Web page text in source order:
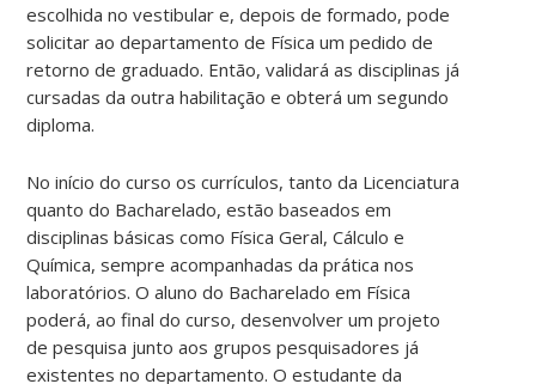
escolhida no vestibular e, depois de formado, pode
solicitar ao departamento de Física um pedido de
retorno de graduado. Então, validará as disciplinas já
cursadas da outra habilitação e obterá um segundo
diploma.
No início do curso os currículos, tanto da Licenciatura
quanto do Bacharelado, estão baseados em
disciplinas básicas como Física Geral, Cálculo e
Química, sempre acompanhadas da prática nos
laboratórios. O aluno do Bacharelado em Física
poderá, ao final do curso, desenvolver um projeto
de pesquisa junto aos grupos pesquisadores já
existentes no departamento. O estudante da